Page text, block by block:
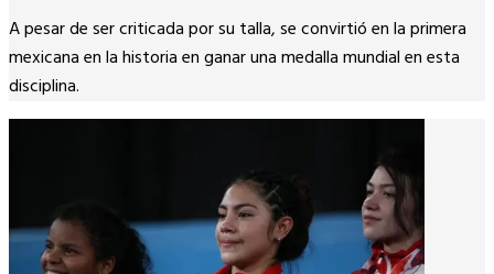
Copy
Link
A pesar de ser criticada por su talla, se convirtió en la primera
mexicana en la historia en ganar una medalla mundial en esta
disciplina.